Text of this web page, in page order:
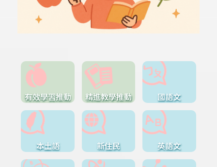
有效學習推動 精進教學推動 國語文
本土語 新住民 英語文